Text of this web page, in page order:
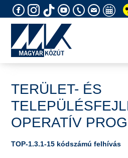
to
TERÜLET- ÉS
OPERATÍV
TOP-1.3.1-15 kódszámú felhívás